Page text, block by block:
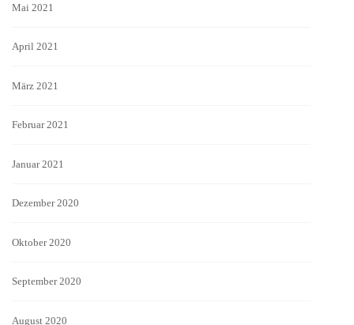
Mai 2021
April 2021
März 2021
Februar 2021
Januar 2021
Dezember 2020
Oktober 2020
September 2020
August 2020